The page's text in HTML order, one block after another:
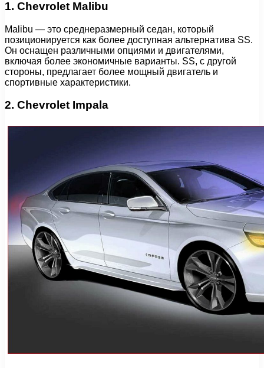
1. Chevrolet Malibu
Malibu — это среднеразмерный седан, который
позиционируется как более доступная альтернатива SS.
Он оснащен различными опциями и двигателями,
включая более экономичные варианты. SS, с другой
стороны, предлагает более мощный двигатель и
спортивные характеристики.
2. Chevrolet Impala